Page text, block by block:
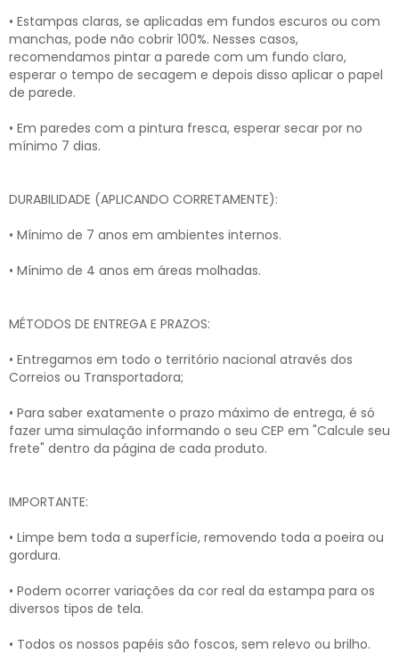
• Estampas claras, se aplicadas em fundos escuros ou com
manchas, pode não cobrir 100%. Nesses casos,
recomendamos pintar a parede com um fundo claro,
esperar o tempo de secagem e depois disso aplicar o papel
de parede.
• Em paredes com a pintura fresca, esperar secar por no
mínimo 7 dias.
DURABILIDADE (APLICANDO CORRETAMENTE):
• Mínimo de 7 anos em ambientes internos.
• Mínimo de 4 anos em áreas molhadas.
MÉTODOS DE ENTREGA E PRAZOS:
• Entregamos em todo o território nacional através dos
Correios ou Transportadora;
• Para saber exatamente o prazo máximo de entrega, é só
fazer uma simulação informando o seu CEP em "Calcule seu
frete" dentro da página de cada produto.
IMPORTANTE:
• Limpe bem toda a superfície, removendo toda a poeira ou
gordura.
• Podem ocorrer variações da cor real da estampa para os
diversos tipos de tela.
• Todos os nossos papéis são foscos, sem relevo ou brilho.